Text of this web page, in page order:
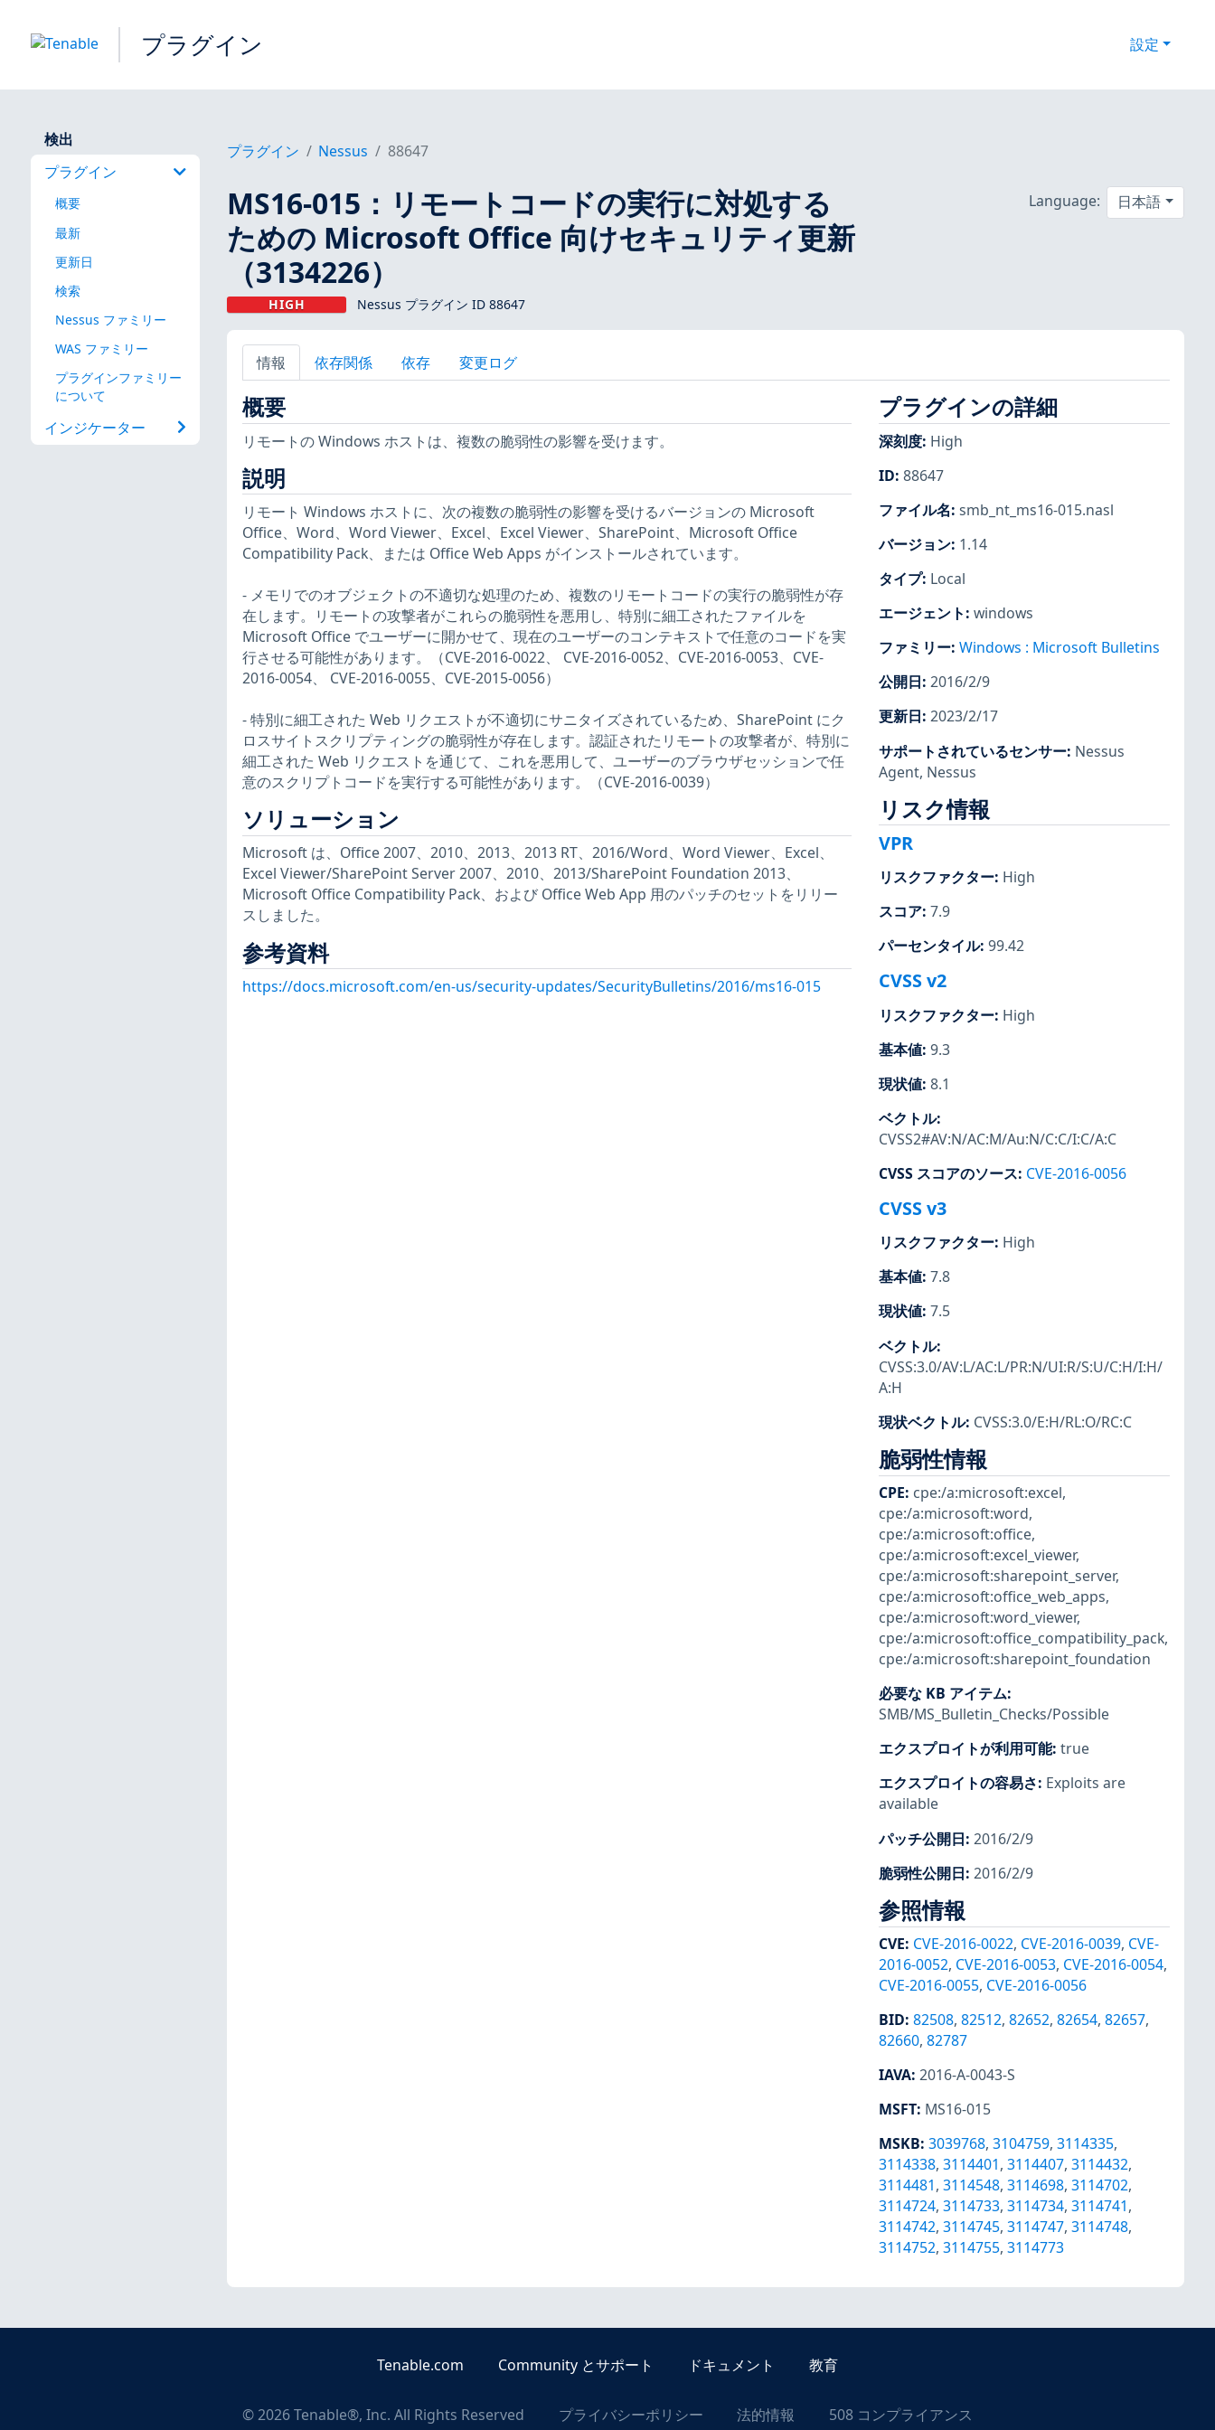
プラグイン 設定
検出
プラグイン
概要
最新
更新日
検索
Nessus ファミリー
WAS ファミリー
プラグインファミリー
について
インジケーター
プラグイン Nessus 88647
MS16-015：リモートコードの実行に対処する
ための Microsoft Office 向けセキュリティ更新
（3134226）
HIGH Nessus プラグイン ID 88647
Language: 日本語
情報 依存関係 依存 変更ログ
概要
リモートの Windows ホストは、複数の脆弱性の影響を受けます。
説明
リモート Windows ホストに、次の複数の脆弱性の影響を受けるバージョンの Microsoft
Office、Word、Word Viewer、Excel、Excel Viewer、SharePoint、Microsoft Office
Compatibility Pack、または Office Web Apps がインストールされています。
- メモリでのオブジェクトの不適切な処理のため、複数のリモートコードの実行の脆弱性が存
在します。リモートの攻撃者がこれらの脆弱性を悪用し、特別に細工されたファイルを
Microsoft Office でユーザーに開かせて、現在のユーザーのコンテキストで任意のコードを実
行させる可能性があります。（CVE-2016-0022、 CVE-2016-0052、CVE-2016-0053、CVE-
2016-0054、 CVE-2016-0055、CVE-2015-0056）
- 特別に細工された Web リクエストが不適切にサニタイズされているため、SharePoint にク
ロスサイトスクリプティングの脆弱性が存在します。認証されたリモートの攻撃者が、特別に
細工された Web リクエストを通じて、これを悪用して、ユーザーのブラウザセッションで任
意のスクリプトコードを実行する可能性があります。（CVE-2016-0039）
ソリューション
Microsoft は、Office 2007、2010、2013、2013 RT、2016/Word、Word Viewer、Excel、
Excel Viewer/SharePoint Server 2007、2010、2013/SharePoint Foundation 2013、
Microsoft Office Compatibility Pack、および Office Web App 用のパッチのセットをリリー
スしました。
参考資料
https://docs.microsoft.com/en-us/security-updates/SecurityBulletins/2016/ms16-015
プラグインの詳細
深刻度: High
ID: 88647
ファイル名: smb_nt_ms16-015.nasl
バージョン: 1.14
タイプ: Local
エージェント: windows
ファミリー: Windows : Microsoft Bulletins
公開日: 2016/2/9
更新日: 2023/2/17
サポートされているセンサー: Nessus
Agent, Nessus
リスク情報
VPR
リスクファクター: High
スコア: 7.9
パーセンタイル: 99.42
CVSS v2
リスクファクター: High
基本値: 9.3
現状値: 8.1
ベクトル:
CVSS2#AV:N/AC:M/Au:N/C:C/I:C/A:C
CVSS スコアのソース: CVE-2016-0056
CVSS v3
リスクファクター: High
基本値: 7.8
現状値: 7.5
ベクトル:
CVSS:3.0/AV:L/AC:L/PR:N/UI:R/S:U/C:H/I:H/
A:H
現状ベクトル: CVSS:3.0/E:H/RL:O/RC:C
脆弱性情報
CPE: cpe:/a:microsoft:excel,
cpe:/a:microsoft:word,
cpe:/a:microsoft:office,
cpe:/a:microsoft:excel_viewer,
cpe:/a:microsoft:sharepoint_server,
cpe:/a:microsoft:office_web_apps,
cpe:/a:microsoft:word_viewer,
cpe:/a:microsoft:office_compatibility_pack,
cpe:/a:microsoft:sharepoint_foundation
必要な KB アイテム:
SMB/MS_Bulletin_Checks/Possible
エクスプロイトが利用可能: true
エクスプロイトの容易さ: Exploits are
available
パッチ公開日: 2016/2/9
脆弱性公開日: 2016/2/9
参照情報
CVE: CVE-2016-0022, CVE-2016-0039, CVE-
2016-0052, CVE-2016-0053, CVE-2016-0054,
CVE-2016-0055, CVE-2016-0056
BID: 82508, 82512, 82652, 82654, 82657,
82660, 82787
IAVA: 2016-A-0043-S
MSFT: MS16-015
MSKB: 3039768, 3104759, 3114335,
3114338, 3114401, 3114407, 3114432,
3114481, 3114548, 3114698, 3114702,
3114724, 3114733, 3114734, 3114741,
3114742, 3114745, 3114747, 3114748,
3114752, 3114755, 3114773
Tenable.com Community とサポート ドキュメント 教育
©2026Tenable®, Inc. All Rights Reserved プライバシーポリシー 法的情報 508 コンプライアンス